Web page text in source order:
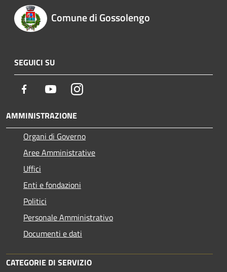
Comune di Gossolengo
SEGUICI SU
Facebook YoutubeInstagram
AMMINISTRAZIONE
Organi di Governo
Aree Amministrative
Uffici
Enti e fondazioni
Politici
Personale Amministrativo
Documenti e dati
CATEGORIE DI SERVIZIO